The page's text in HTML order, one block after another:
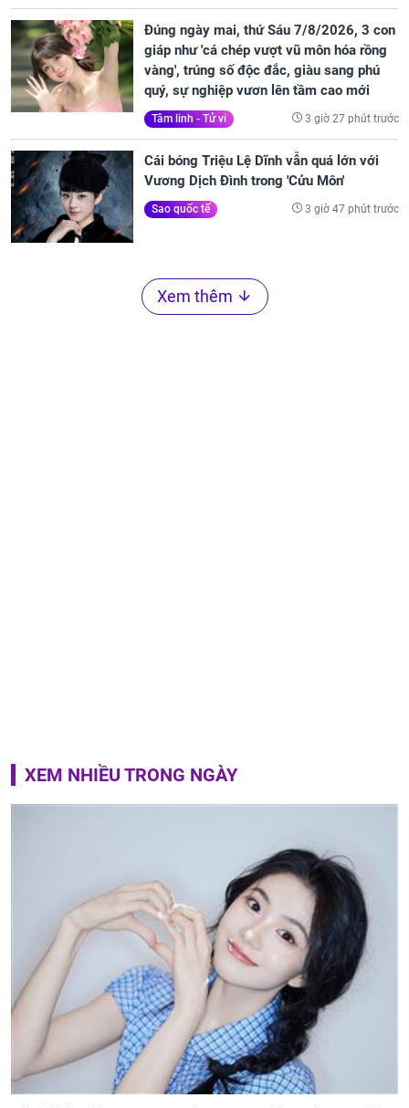
Đúng ngày mai, thứ Sáu 7/8/2026, 3 con
giáp như 'cá chép vượt vũ môn hóa rồng
vàng', trúng số độc đắc, giàu sang phú
quý, sự nghiệp vươn lên tầm cao mới
Tâm linh - Tử vi 3 giờ 27 phút trước
Cái bóng Triệu Lệ Dĩnh vẫn quá lớn với
Vương Dịch Đình trong 'Cửu Môn'
Sao quốc tế 3 giờ 47 phút trước
Xem thêm
XEM NHIỀU TRONG NGÀY